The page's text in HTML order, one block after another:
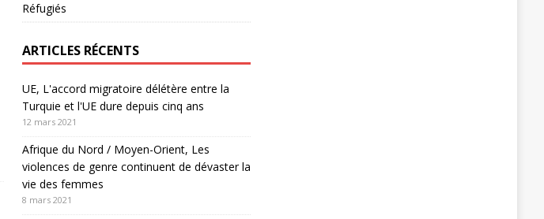
Réfugiés
ARTICLES RÉCENTS
UE, L'accord migratoire délétère entre la
Turquie et l'UE dure depuis cinq ans
12 mars 2021
Afrique du Nord / Moyen-Orient, Les
violences de genre continuent de dévaster la
vie des femmes
8 mars 2021